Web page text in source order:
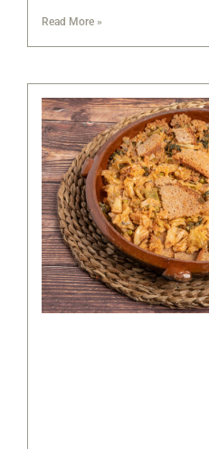
Read More »